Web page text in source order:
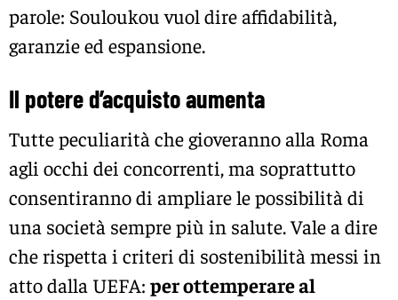
parole: Souloukou vuol dire affidabilità,
garanzie ed espansione.
Il potere d’acquisto aumenta
Tutte peculiarità che gioveranno alla Roma
agli occhi dei concorrenti, ma soprattutto
consentiranno di ampliare le possibilità di
una società sempre più in salute. Vale a dire
che rispetta i criteri di sostenibilità messi in
atto dalla UEFA: per ottemperare al